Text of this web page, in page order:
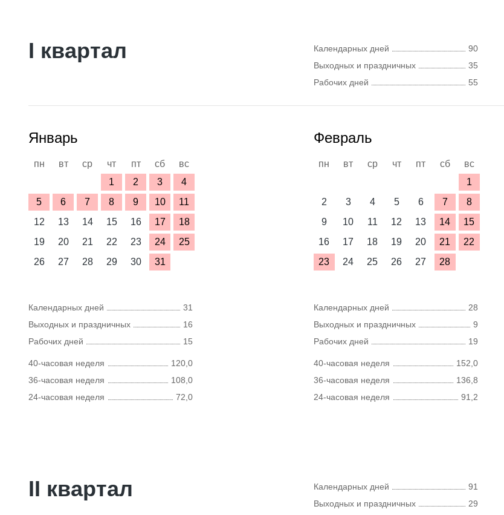
I квартал Календарных дней
90
Выходных и праздничных
35
Рабочих дней
55
Январь
пн вт ср чт пт сб
вс
1
2 3
4
5
6 7 8 9 10
11
12
13 14 15 16 17
18
19
20 21 22 23 24
25
26
27 28 29 30 31
Календарных дней
31
Выходных и праздничных
16
Рабочих дней
15
40-часовая неделя
120,0
36-часовая неделя
108,0
24-часовая неделя
72,0
Февраль
пн вт ср чт пт сб
вс
1
2
3 4 5 6 7
8
9
10 11 12 13 14
15
16
17 18 19 20 21
22
23
24 25 26 27 28
Календарных дней
28
Выходных и праздничных
9
Рабочих дней
19
40-часовая неделя
152,0
36-часовая неделя
136,8
24-часовая неделя
91,2
II квартал Календарных дней
91
Выходных и праздничных
29